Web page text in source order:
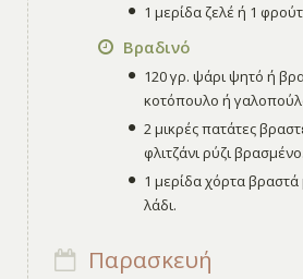
1 μερίδα ζελέ ή 1
Βραδινό
120 γρ. ψάρι ψητό ή
κοτόπουλο ή
2 μικρές πατάτες
φλιτζάνι ρύζι βρασμένο.
1 μερίδα χόρτα βραστά
λάδι.
Παρασκευή